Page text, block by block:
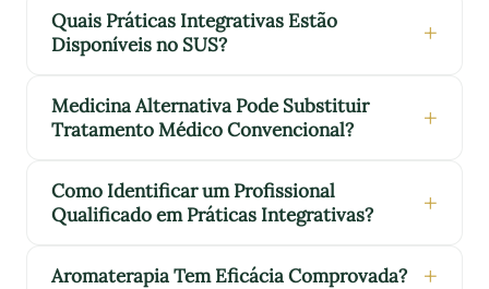
Quais Práticas Integrativas Estão
Disponíveis no SUS?
Medicina Alternativa Pode Substituir
Tratamento Médico Convencional?
Como Identificar um Profissional
Qualificado em Práticas Integrativas?
Aromaterapia Tem Eficácia Comprovada?